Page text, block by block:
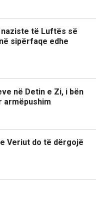
të Luftës së
sipërfaqe edhe
në Detin e Zi, i bën
armëpushim
Veriut do të dërgojë